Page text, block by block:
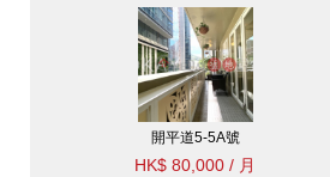
開平道5-5A號
HK$ 80,000 / 月